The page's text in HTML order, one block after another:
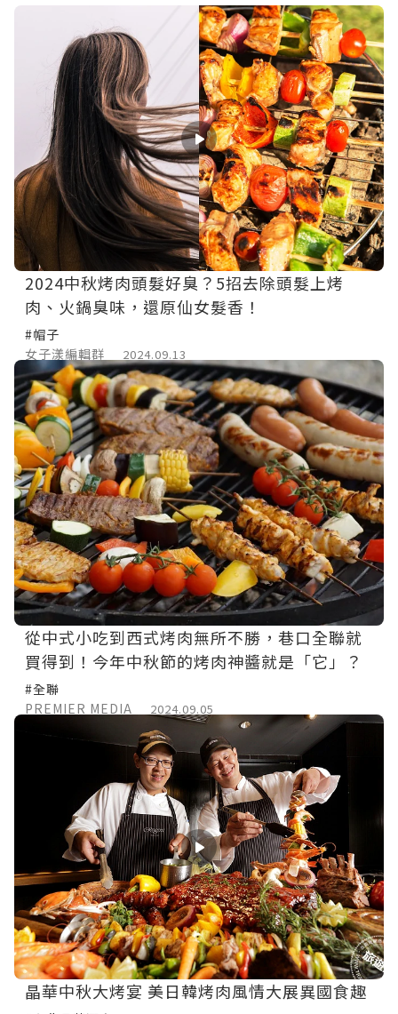
2024中秋烤肉頭髮好臭？5招去除頭髮上烤
肉、火鍋臭味，還原仙女髮香！
#帽子
女子漾編輯群
2024.09.13
從中式小吃到西式烤肉無所不勝，巷口全聯就
買得到！今年中秋節的烤肉神醬就是「它」？
#全聯
PREMIER MEDIA
2024.09.05
晶華中秋大烤宴 美日韓烤肉風情大展異國食趣